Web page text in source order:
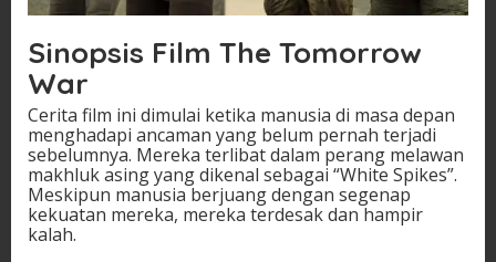
Sinopsis Film The Tomorrow
War
Cerita film ini dimulai ketika manusia di masa depan
menghadapi ancaman yang belum pernah terjadi
sebelumnya. Mereka terlibat dalam perang melawan
makhluk asing yang dikenal sebagai “White Spikes”.
Meskipun manusia berjuang dengan segenap
kekuatan mereka, mereka terdesak dan hampir
kalah.